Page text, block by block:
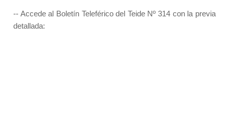
-- Accede al Boletín Teleférico del Teide Nº 314 con la previa
detallada: